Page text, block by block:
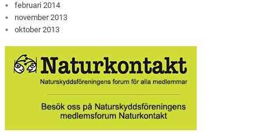
februari 2014
november 2013
oktober 2013